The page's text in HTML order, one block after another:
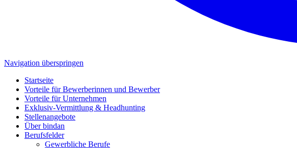
Navigation überspringen
Startseite
Vorteile für Bewerberinnen und Bewerber
Vorteile für Unternehmen
Exklusiv-Vermittlung & Headhunting
Stellenangebote
Über bindan
Berufsfelder
Gewerbliche Berufe